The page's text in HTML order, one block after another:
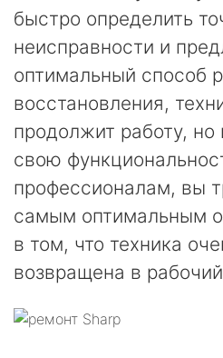
быстро определить
неисправности и
оптимальный способ
восстановления,
продолжит работу,
свою
профессионалам, вы
самым оптимальным
в том, что техника
возвращена в